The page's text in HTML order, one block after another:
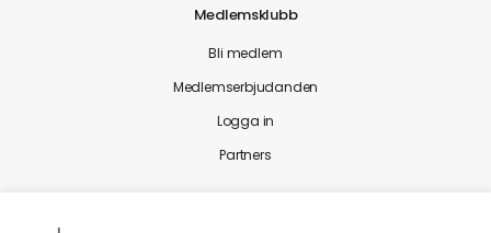
Medlemsklubb
Bli medlem
Medlemserbjudanden
Logga in
Partners